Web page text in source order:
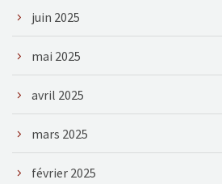
juin 2025
mai 2025
avril 2025
mars 2025
février 2025